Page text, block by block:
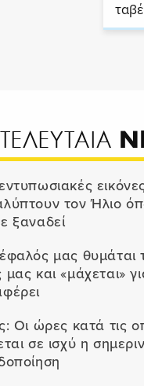
ΤΕΛΕΥΤΑΙΑ
τον Ήλιο
ξαναδεί
μας θυμάται
και «μάχεται»
Οι ώρες κατά τις
σε ισχύ η